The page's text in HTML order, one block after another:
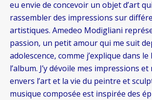
eu envie de concevoir un objet d’art
rassembler des impressions sur
artistiques. Amedeo Modigliani
passion, un petit amour qui me suit
adolescence, comme j’explique dans le
l’album. J’y dévoile mes impressions
envers l’art et la vie du peintre et
musique composée est inspirée des